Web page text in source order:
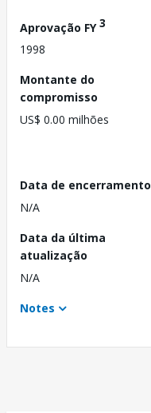
Aprovação FY3
1998
Montante do
compromisso
US$ 0.00 milhões
Data de encerramento
N/A
Data da última
atualização
N/A
Notes